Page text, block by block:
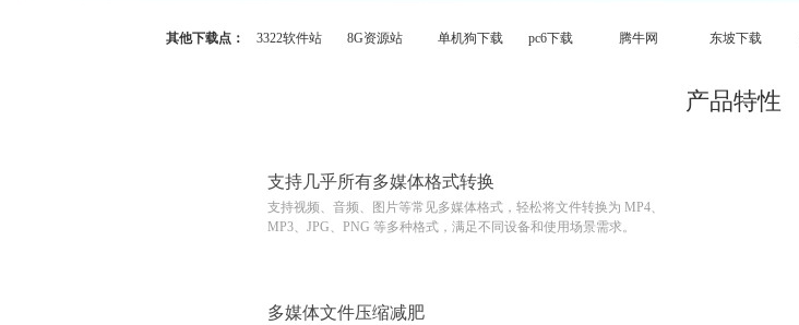
其他下载点： 3322软件站 8G资源站 单机狗下载 pc6下载 腾牛网 东坡下载
产品特性
支持几乎所有多媒体格式转换
支持视频、音频、图片等常见多媒体格式，轻松将文件转换为 MP4、
MP3、JPG、PNG 等多种格式，满足不同设备和使用场景需求。
多媒体文件压缩减肥